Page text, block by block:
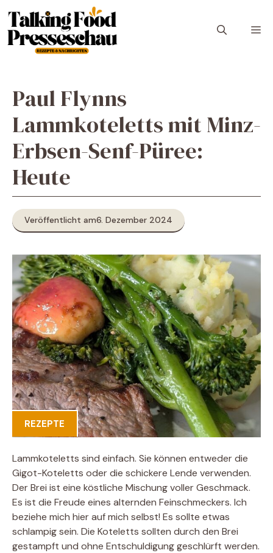
Inhalt
springen
Paul Flynns
Lammkoteletts mit Minz-
Erbsen-Senf-Püree:
Heute
Veröffentlicht am6. Dezember 2024
REZEPTE
Lammkoteletts sind einfach. Sie können entweder die
Gigot-Koteletts oder die schickere Lende verwenden.
Der Brei ist eine köstliche Mischung voller Geschmack.
Es ist die Freude eines alternden Feinschmeckers. Ich
beziehe mich hier auf mich selbst! Es sollte etwas
schlampig sein. Die Koteletts sollten durch den Brei
gestampft und ohne Entschuldigung geschlürft werden.